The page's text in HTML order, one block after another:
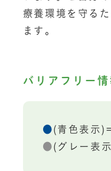
療養環境を守る
ます。
バリアフリー情
●(青色表示)
●(グレー表